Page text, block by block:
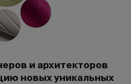
и архитекторов
новых уникальных